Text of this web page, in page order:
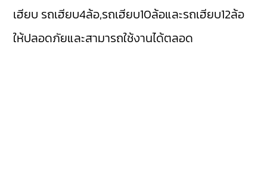
เฮียบ รถเฮียบ4ล้อ,รถเฮียบ10ล้อและรถเฮียบ12ล้อ
ให้ปลอดภัยและสามารถใช้งานได้ตลอด